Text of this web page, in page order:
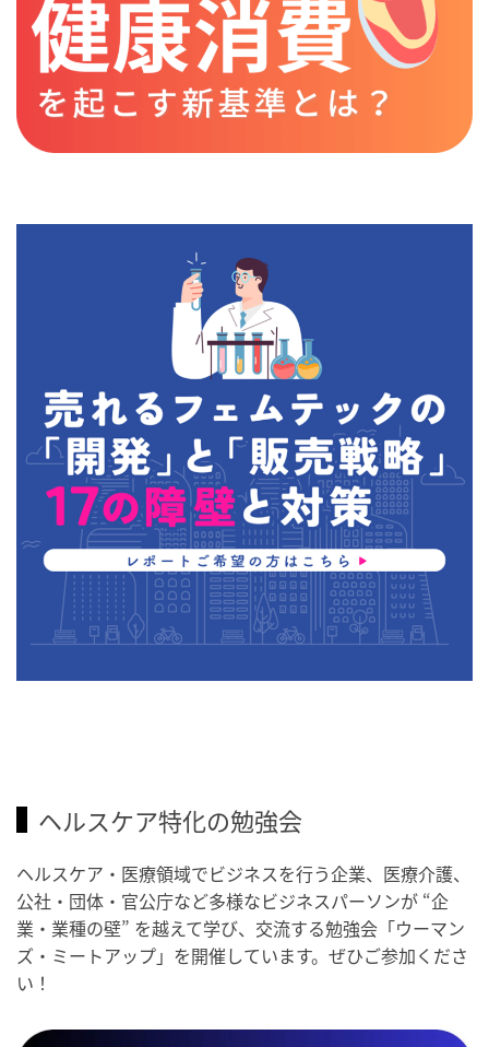
ヘルスケア特化の勉強会
ヘルスケア・医療領域でビジネスを行う企業、医療介護、
公社・団体・官公庁など多様なビジネスパーソンが “企
業・業種の壁” を越えて学び、交流する勉強会「ウーマン
ズ・ミートアップ」を開催しています。ぜひご参加くださ
い！